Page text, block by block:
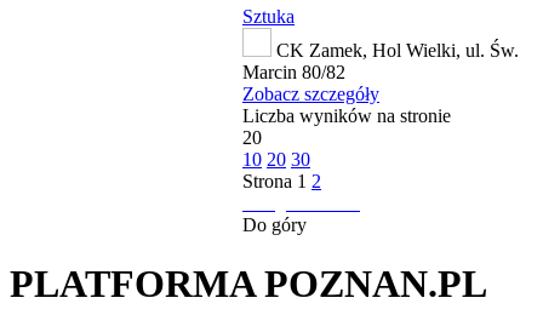
Sztuka
CK Zamek, Hol Wielki, ul. Św.
Marcin 80/82
Zobacz szczegóły
Liczba wyników na stronie
20
10 20 30
Strona 1 2
Do góry
PLATFORMA POZNAN.PL